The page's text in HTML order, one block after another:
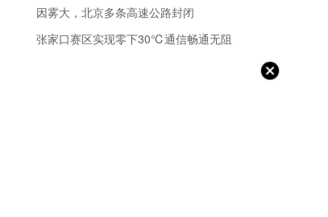
因雾大，北京多条高速公路封闭
张家口赛区实现零下30℃通信畅通无阻